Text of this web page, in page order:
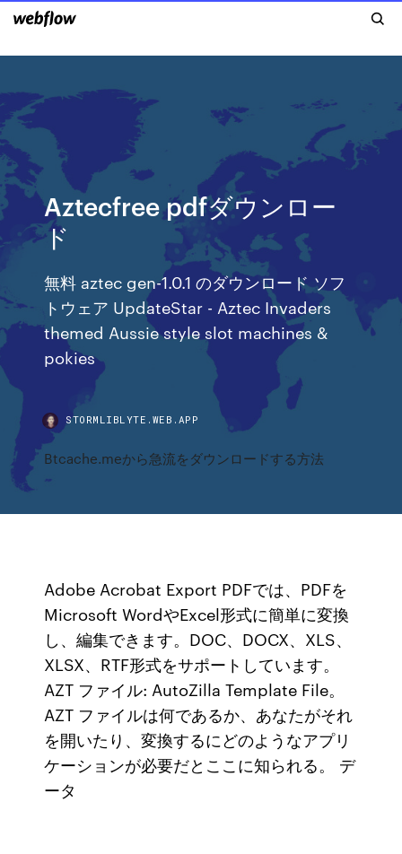
Aztecfree pdfダウンロー
ド
無料 aztec gen-1.0.1 のダウンロード ソフ
トウェア UpdateStar - Aztec Invaders
themed Aussie style slot machines &
pokies
STORMLIBLYTE.WEB.APP
Btcache.meから急流をダウンロードする方法
Adobe Acrobat Export PDFでは、PDFを
Microsoft WordやExcel形式に簡単に変換
し、編集できます。DOC、DOCX、XLS、
XLSX、RTF形式をサポートしています。
AZT ファイル: AutoZilla Template File。
AZT ファイルは何であるか、あなたがそれ
を開いたり、変換するにどのようなアプリ
ケーションが必要だとここに知られる。 デ
ータ